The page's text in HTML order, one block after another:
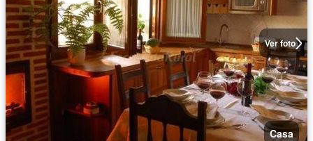
Ver foto
Casa